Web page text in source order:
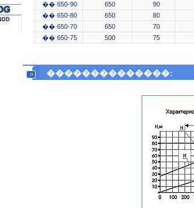
�� 650-90
650 90
�� 650-80
650 80
�� 650-70
650 70
�� 650-75
500 75
��������������: